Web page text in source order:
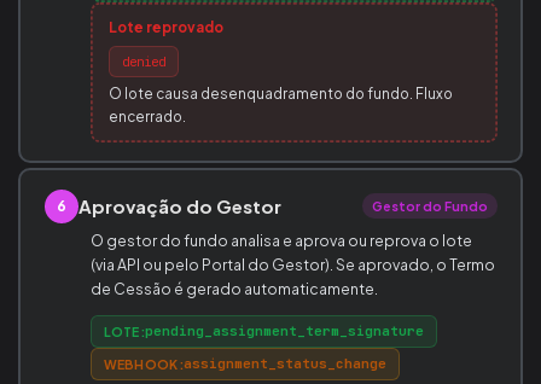
Lote reprovado
denied
O lote causa desenquadramento do fundo. Fluxo
encerrado.
6 Aprovação do Gestor Gestor do Fundo
O gestor do fundo analisa e aprova ou reprova o lote
(via API ou pelo Portal do Gestor). Se aprovado, o Termo
de Cessão é gerado automaticamente.
LOTE:pending_assignment_term_signature
WEBHOOK:assignment_status_change